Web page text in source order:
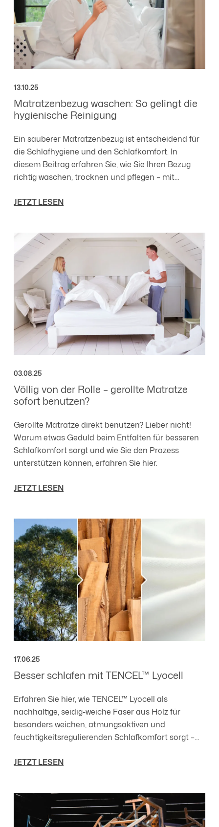
13.10.25
Matratzenbezug waschen: So gelingt die
hygienische Reinigung
Ein sauberer Matratzenbezug ist entscheidend für
die Schlafhygiene und den Schlafkomfort. In
diesem Beitrag erfahren Sie, wie Sie Ihren Bezug
richtig waschen, trocknen und pflegen – mit
JETZT LESEN
03.08.25
Völlig von der Rolle – gerollte Matratze
sofort benutzen?
Gerollte Matratze direkt benutzen? Lieber nicht!
Warum etwas Geduld beim Entfalten für besseren
Schlafkomfort sorgt und wie Sie den Prozess
unterstützen können, erfahren Sie hier.
JETZT LESEN
17.06.25
Besser schlafen mit TENCEL™ Lyocell
Erfahren Sie hier, wie TENCEL™ Lyocell als
nachhaltige, seidig-weiche Faser aus Holz für
besonders weichen, atmungsaktiven und
feuchtigkeitsregulierenden Schlafkomfort sorgt –
hygienisches Schlafklima.
JETZT LESEN